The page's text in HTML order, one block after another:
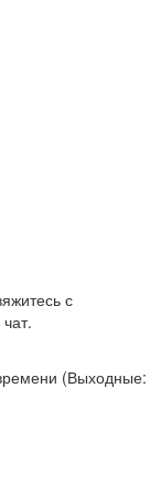
с
(Выходные: